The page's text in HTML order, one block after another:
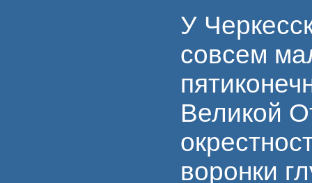
У
совсем
Великой
воронки